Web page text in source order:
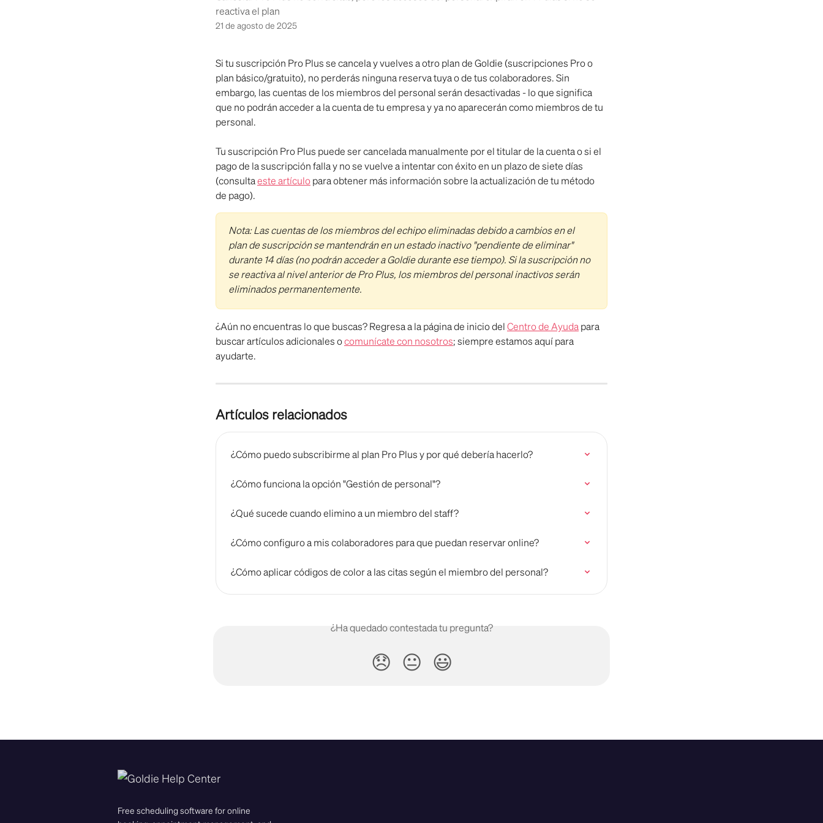
reactiva el plan
21 de agosto de 2025
Si tu suscripción Pro Plus se cancela y vuelves a otro plan de Goldie (suscripciones Pro o
plan básico/gratuito), no perderás ninguna reserva tuya o de tus colaboradores. Sin
embargo, las cuentas de los miembros del personal serán desactivadas - lo que significa
que no podrán acceder a la cuenta de tu empresa y ya no aparecerán como miembros de tu
personal.
Tu suscripción Pro Plus puede ser cancelada manualmente por el titular de la cuenta o si el
pago de la suscripción falla y no se vuelve a intentar con éxito en un plazo de siete días
(consulta este artículo para obtener más información sobre la actualización de tu método
de pago).
Nota: Las cuentas de los miembros del echipo eliminadas debido a cambios en el
plan de suscripción se mantendrán en un estado inactivo "pendiente de eliminar"
durante 14 días (no podrán acceder a Goldie durante ese tiempo). Si la suscripción no
se reactiva al nivel anterior de Pro Plus, los miembros del personal inactivos serán
eliminados permanentemente.
¿Aún no encuentras lo que buscas? Regresa a la página de inicio del Centro de Ayuda para
buscar artículos adicionales o comunícate con nosotros; siempre estamos aquí para
ayudarte.
Artículos relacionados
¿Cómo puedo subscribirme al plan Pro Plus y por qué debería hacerlo?
¿Cómo funciona la opción "Gestión de personal"?
¿Qué sucede cuando elimino a un miembro del staff?
¿Cómo configuro a mis colaboradores para que puedan reservar online?
¿Cómo aplicar códigos de color a las citas según el miembro del personal?
¿Ha quedado contestada tu pregunta?
😞 😐 😃
Free scheduling software for online